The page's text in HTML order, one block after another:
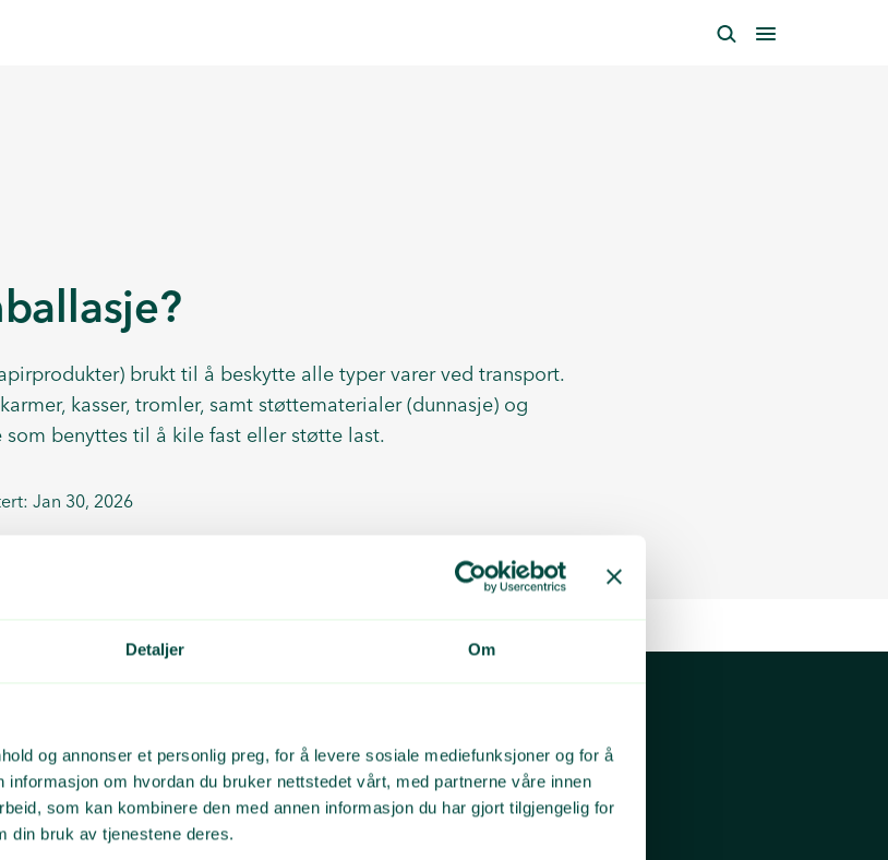
Detaljer Om
og annonser et personlig preg, for å levere sosiale mediefunksjoner og for å
om hvordan du bruker nettstedet vårt, med partnerne våre innen
som kan kombinere den med annen informasjon du har gjort tilgjengelig for
din bruk av tjenestene deres.
brukt til å beskytte alle typer varer ved transport.
kasser, tromler, samt støttematerialer (dunnasje) og
benyttes til å kile fast eller støtte last.
Jan 30, 2026